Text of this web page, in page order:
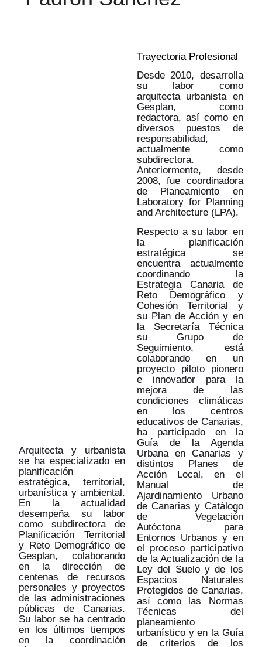
Arquitecta y urbanista
se ha especializado en
planificación
estratégica, territorial,
urbanística y ambiental.
En la actualidad
desempeña su labor
como subdirectora de
Planificación Territorial
y Reto Demográfico de
Gesplan, colaborando
en la dirección de
centenas de recursos
personales y proyectos
de las administraciones
públicas de Canarias.
Su labor se ha centrado
en los últimos tiempos
en la coordinación
Trayectoria Profesional
Desde 2010, desarrolla
su labor como
arquitecta urbanista en
Gesplan, como
redactora, así como en
diversos puestos de
responsabilidad,
actualmente como
subdirectora.
Anteriormente, desde
2008, fue coordinadora
de Planeamiento en
Laboratory for Planning
and Architecture (LPA).
Respecto a su labor en
la planificación
estratégica se
encuentra actualmente
coordinando la
Estrategia Canaria de
Reto Demográfico y
Cohesión Territorial y
su Plan de Acción y en
la Secretaría Técnica
su Grupo de
Seguimiento, está
colaborando en un
proyecto piloto pionero
e innovador para la
mejora de las
condiciones climáticas
en los centros
educativos de Canarias,
ha participado en la
Guía de la Agenda
Urbana en Canarias y
distintos Planes de
Acción Local, en el
Manual de
Ajardinamiento Urbano
de Canarias y Catálogo
de Vegetación
Autóctona para
Entornos Urbanos y en
el proceso participativo
de la Actualización de la
Ley del Suelo y de los
Espacios Naturales
Protegidos de Canarias,
así como las Normas
Técnicas del
planeamiento
urbanístico y en la Guía
de criterios de los